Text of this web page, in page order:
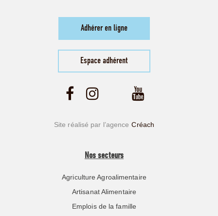
Adhérer en ligne
Espace adhérent
Site réalisé par l’agence Créach
Nos secteurs
Agriculture Agroalimentaire
Artisanat Alimentaire
Emplois de la famille